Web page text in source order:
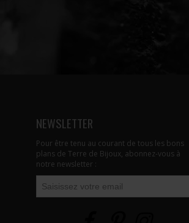
NEWSLETTER
Pour être tenu au courant de tous les bons
plans de Terre de Bijoux, abonnez-vous à
notre newsletter :